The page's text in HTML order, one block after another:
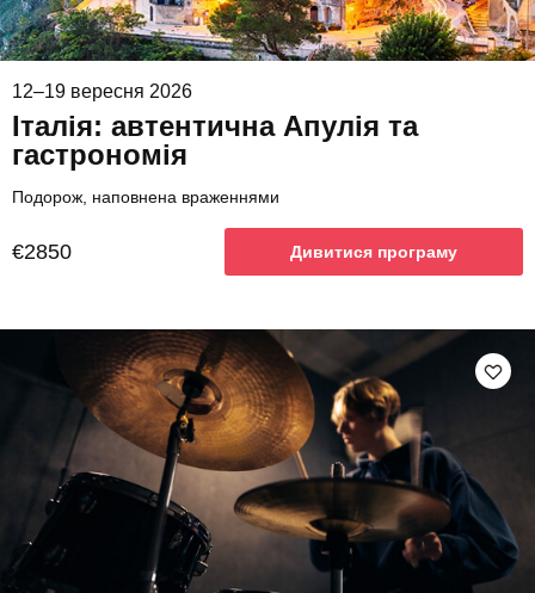
12–19 вересня 2026
Італія: автентична Апулія та
гастрономія
Подорож, наповнена враженнями
€2850 Дивитися програму